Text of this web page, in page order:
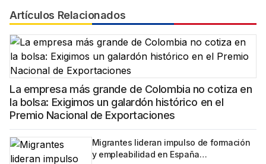
Artículos Relacionados
La empresa más grande de Colombia no cotiza en
la bolsa: Exigimos un galardón histórico en el
Premio Nacional de Exportaciones
Migrantes lideran impulso de formación
y empleabilidad en España…